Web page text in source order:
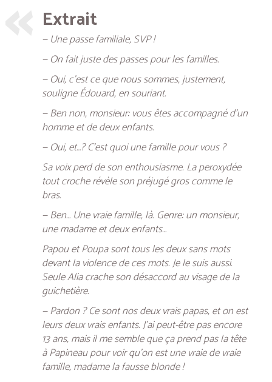
Extrait
— Une passe familiale, SVP !
— On fait juste des passes pour les familles.
— Oui, c’est ce que nous sommes, justement,
souligne Édouard, en souriant.
— Ben non, monsieur: vous êtes accompagné d’un
homme et de deux enfants.
— Oui, et…? C’est quoi une famille pour vous ?
Sa voix perd de son enthousiasme. La peroxydée
tout croche révèle son préjugé gros comme le
bras.
— Ben… Une vraie famille, là. Genre: un monsieur,
une madame et deux enfants…
Papou et Poupa sont tous les deux sans mots
devant la violence de ces mots. Je le suis aussi.
Seule Alia crache son désaccord au visage de la
guichetière.
— Pardon ? Ce sont nos deux vrais papas, et on est
leurs deux vrais enfants. J’ai peut-être pas encore
13 ans, mais il me semble que ça prend pas la tête
à Papineau pour voir qu’on est une vraie de vraie
famille, madame la fausse blonde !